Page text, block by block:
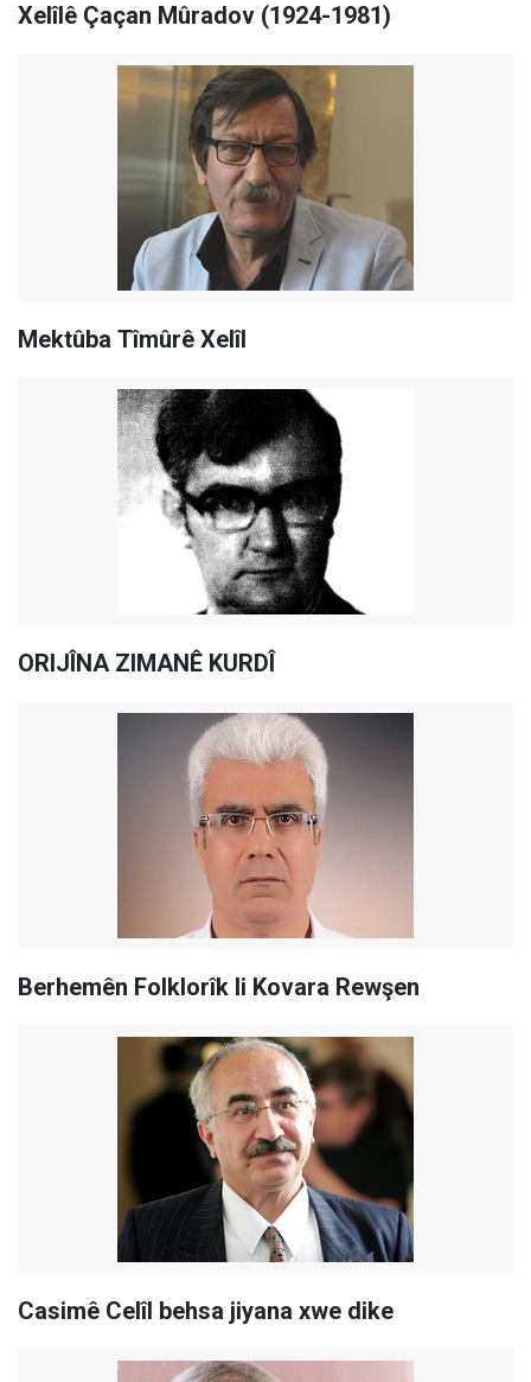
Xelîlê Çaçan Mûradov (1924-1981)
Mektûba Tîmûrê Xelîl
ORIJÎNA ZIMANÊ KURDÎ
Berhemên Folklorîk li Kovara Rewşen
Casimê Celîl behsa jiyana xwe dike